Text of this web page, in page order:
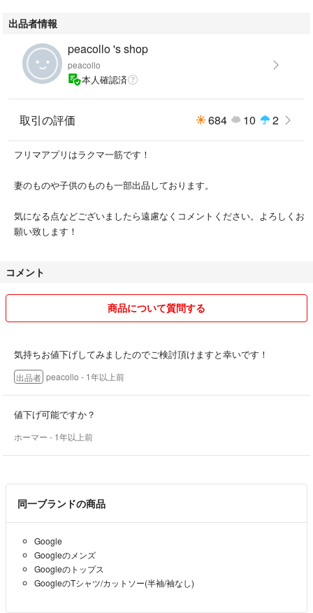
出品者情報
peacollo 's shop
peacollo
本人確認済
取引の評価 684 10 2
フリマアプリはラクマ一筋です！
妻のものや子供のものも一部出品しております。
気になる点などございましたら遠慮なくコメントください。よろしくお
願い致します！
コメント
商品について質問する
気持ちお値下げしてみましたのでご検討頂けますと幸いです！
出品者 peacollo - 1年以上前
値下げ可能ですか？
ホーマー - 1年以上前
同一ブランドの商品
Google
Googleのメンズ
Googleのトップス
GoogleのTシャツ/カットソー(半袖/袖なし)